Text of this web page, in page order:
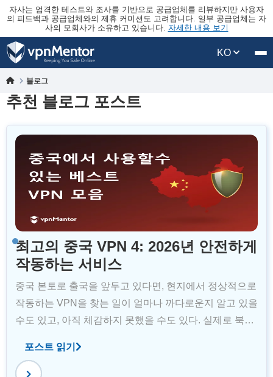
자사는 엄격한 테스트와 조사를 기반으로 공급업체를 리뷰하지만 사용자
의 피드백과 공급업체와의 제휴 커미션도 고려합니다. 일부 공급업체는 자
사의 모회사가 소유하고 있습니다. 자세한 내용 보기
KO
블로그
추천 블로그 포스트
최고의 중국 VPN 4: 2026년 안전하게
작동하는 서비스
중국 본토로 출국을 앞두고 있다면, 현지에서 정상적으로
작동하는 VPN을 찾는 일이 얼마나 까다로운지 알고 있을
수도 있고, 아직 체감하지 못했을 수도 있다. 실제로 북경
기 왓츠앱, 지메일, 인스타그램은 물론 구글 관련 서비스
전반을 사용할 수 없게 되는
포스트 읽기